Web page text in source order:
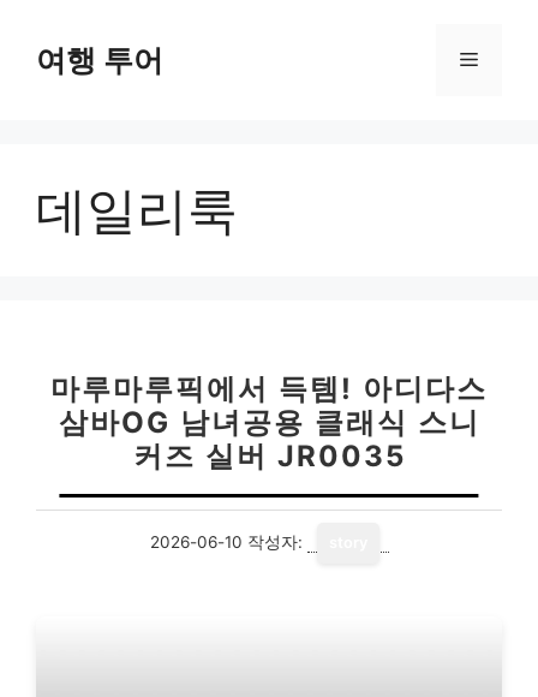
여행 투어 메
데일리룩
마루마루픽에서 득템! 아디다스
삼바OG 남녀공용 클래식 스니
커즈 실버 JR0035
2026-06-10 작성자: